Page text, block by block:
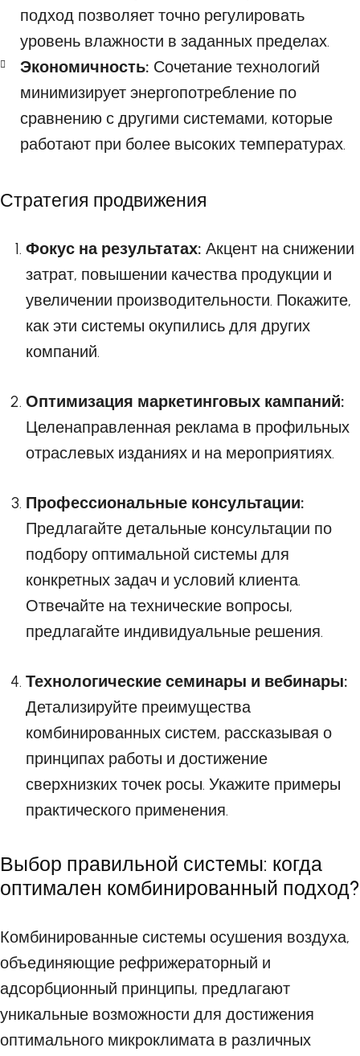
подход позволяет точно регулировать
уровень влажности в заданных пределах.
Экономичность: Сочетание технологий
минимизирует энергопотребление по
сравнению с другими системами, которые
работают при более высоких температурах.
Стратегия продвижения
Фокус на результатах: Акцент на снижении
затрат, повышении качества продукции и
увеличении производительности. Покажите,
как эти системы окупились для других
компаний.
Оптимизация маркетинговых кампаний:
Целенаправленная реклама в профильных
отраслевых изданиях и на мероприятиях.
Профессиональные консультации:
Предлагайте детальные консультации по
подбору оптимальной системы для
конкретных задач и условий клиента.
Отвечайте на технические вопросы,
предлагайте индивидуальные решения.
Технологические семинары и вебинары:
Детализируйте преимущества
комбинированных систем, рассказывая о
принципах работы и достижение
сверхнизких точек росы. Укажите примеры
практического применения.
Выбор правильной системы: когда
оптимален комбинированный подход?
Комбинированные системы осушения воздуха,
объединяющие рефрижераторный и
адсорбционный принципы, предлагают
уникальные возможности для достижения
оптимального микроклимата в различных